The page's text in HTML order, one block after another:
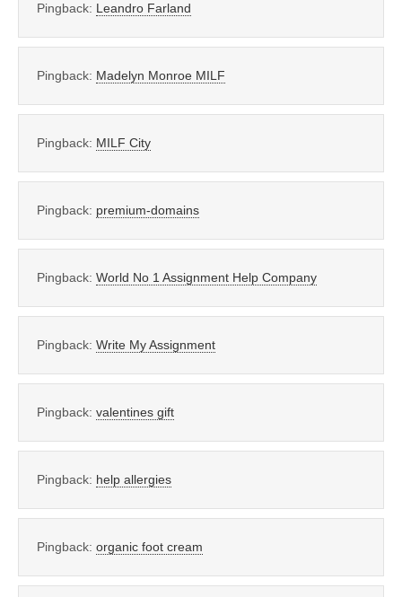
Pingback: Leandro Farland
Pingback: Madelyn Monroe MILF
Pingback: MILF City
Pingback: premium-domains
Pingback: World No 1 Assignment Help Company
Pingback: Write My Assignment
Pingback: valentines gift
Pingback: help allergies
Pingback: organic foot cream